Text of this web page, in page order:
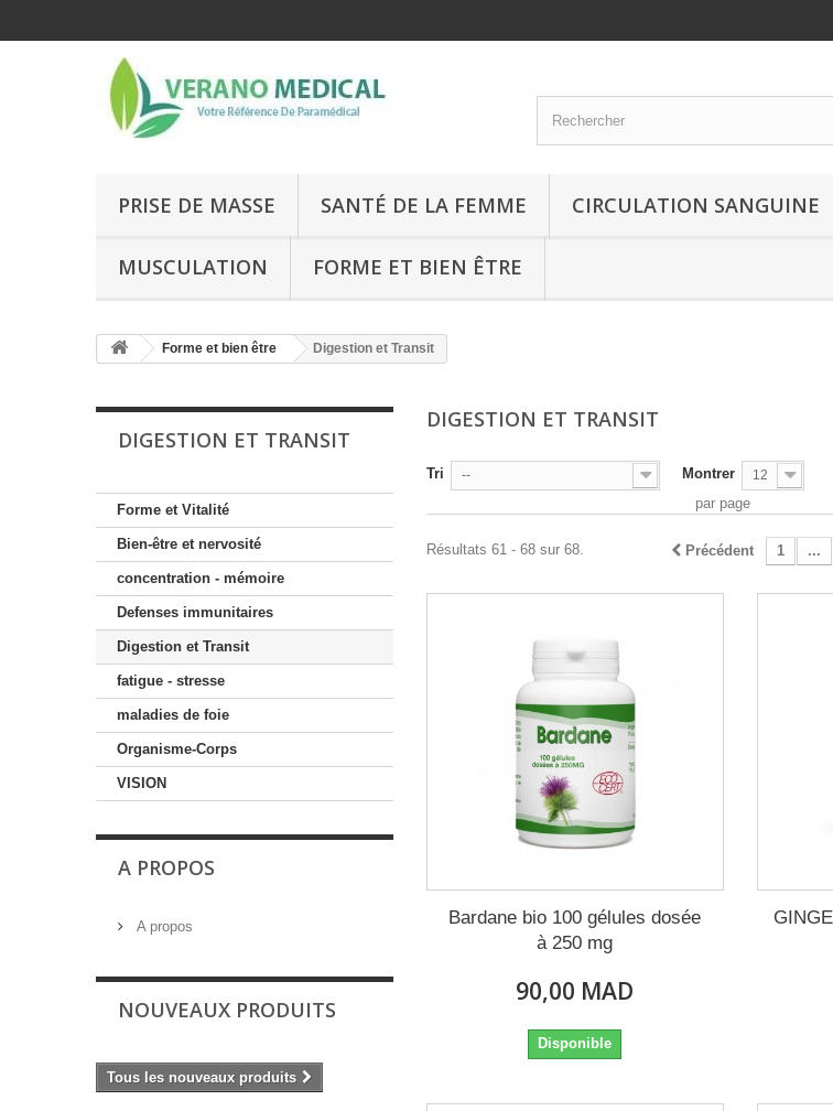
PRISE DE MASSE SANTÉ DE LA FEMME CIRCULATION SANGUINE
MUSCULATION FORME ET BIEN ÊTRE
Forme et bien être Digestion et Transit
DIGESTION ET TRANSIT
Forme et Vitalité
Bien-être et nervosité
concentration - mémoire
Defenses immunitaires
Digestion et Transit
fatigue - stresse
maladies de foie
Organisme-Corps
VISION
A PROPOS
A propos
NOUVEAUX PRODUITS
Tous les nouveaux produits
DIGESTION ET TRANSIT
Tri -- Montrer 12
par page
Précédent 1 ...
Résultats 61 - 68 sur 68.
Bardane bio 100 gélules dosée
à 250 mg
90,00 MAD
Disponible